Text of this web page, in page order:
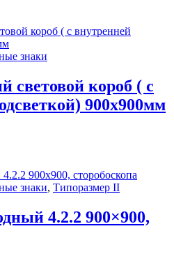
знаки
световой короб ( с
900х900мм
знаки, Типоразмер II
4.2.2 900×900,